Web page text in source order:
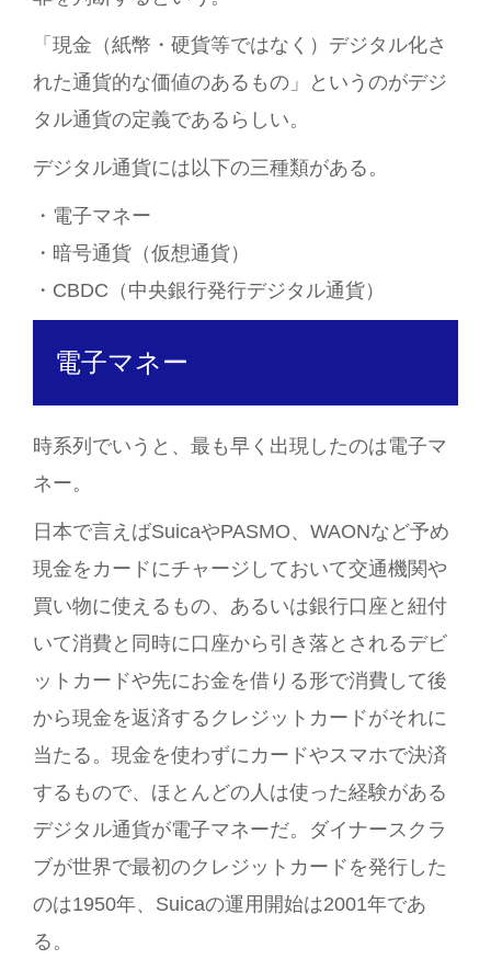
「現金（紙幣・硬貨等ではなく）デジタル化さ
れた通貨的な価値のあるもの」というのがデジ
タル通貨の定義であるらしい。
デジタル通貨には以下の三種類がある。
・電子マネー
・暗号通貨（仮想通貨）
・CBDC（中央銀行発行デジタル通貨）
電子マネー
時系列でいうと、最も早く出現したのは電子マ
ネー。
日本で言えばSuicaやPASMO、WAONなど予め
現金をカードにチャージしておいて交通機関や
買い物に使えるもの、あるいは銀行口座と紐付
いて消費と同時に口座から引き落とされるデビ
ットカードや先にお金を借りる形で消費して後
から現金を返済するクレジットカードがそれに
当たる。現金を使わずにカードやスマホで決済
するもので、ほとんどの人は使った経験がある
デジタル通貨が電子マネーだ。ダイナースクラ
ブが世界で最初のクレジットカードを発行した
のは1950年、Suicaの運用開始は2001年であ
る。